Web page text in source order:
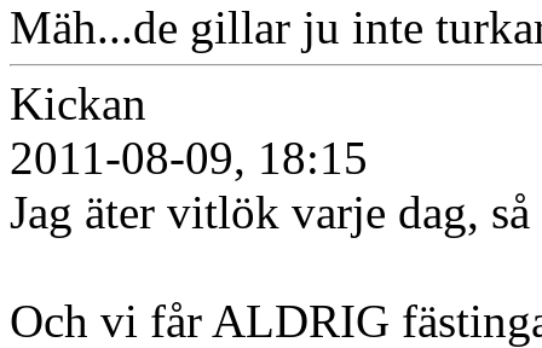
Mäh...de gillar ju inte
Kickan
2011-08-09, 18:15
Jag äter vitlök varje dag,
Och vi får ALDRIG